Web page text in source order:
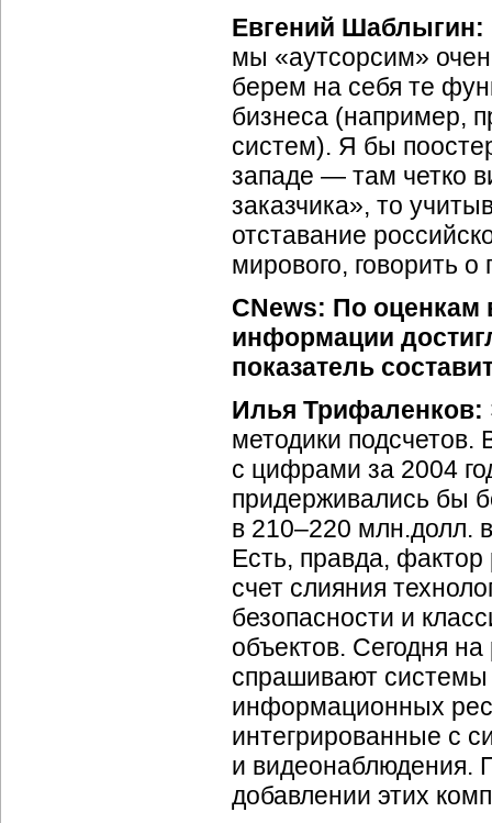
Евгений Шаблыгин:
мы «аутсорсим»
берем на себя те
бизнеса (например,
систем). Я бы
западе — там четко
заказчика», то
отставание
мирового, говорить
CNews: По оценкам
информации
показатель
Илья Трифаленков:
методики подсчетов.
с цифрами за 2004
придерживались бы
в 210–220 млн.долл.
Есть, правда,
счет слияния
безопасности и
объектов. Сегодня
спрашивают системы
информационных
интегрированные с
и видеонаблюдения.
добавлении этих